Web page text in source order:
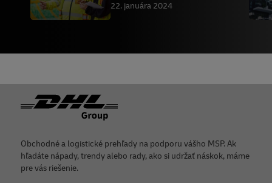
22. januára 2024
Obchodné a logistické prehľady na podporu vášho MSP. Ak
hľadáte nápady, trendy alebo rady, ako si udržať náskok, máme
pre vás riešenie.